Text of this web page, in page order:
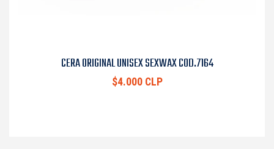
CERA ORIGINAL UNISEX SEXWAX COD.7164
$4.000 CLP